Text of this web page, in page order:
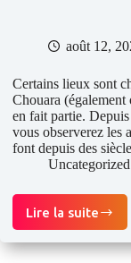
août 12,
Certains lieux sont
Chouara
en fait partie. Depuis
vous observerez les
font depuis des
Uncategorized
Lire la suite
Tannerie
Chouara
de